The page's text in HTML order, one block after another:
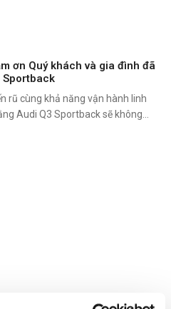
ơn Quý khách và gia đình đã
Sportback
rũ cùng khả năng vận hành linh
Audi Q3 Sportback sẽ không